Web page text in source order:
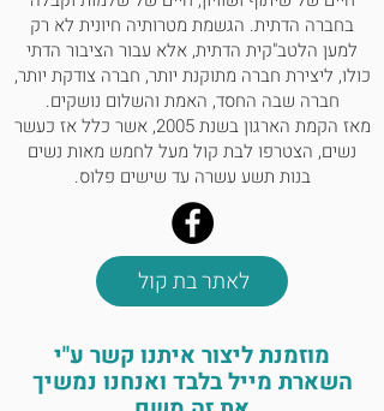
בחברה הדתית. הגשמת מטרותיה חיונית לא רק
למען הלטב"קית הדתית, אלא עבור הציבור הדתי
כולו, ליצירת חברה מתוקנת יותר, חברה צודקת יותר,
חברה שבה החסד, האמת והשלום נושקים.
מאז הקמת הארגון בשנת 2005, אשר כלל אז כעשר
נשים, הצטרפו לבת קול מעל לחמש מאות נשים
בנות תשע עשרה עד שישים פלוס.
לאתר בת קול
מוזמנת ליצור איתנו קשר ע"י
השארת מייל בלבד ואנחנו נמשיך